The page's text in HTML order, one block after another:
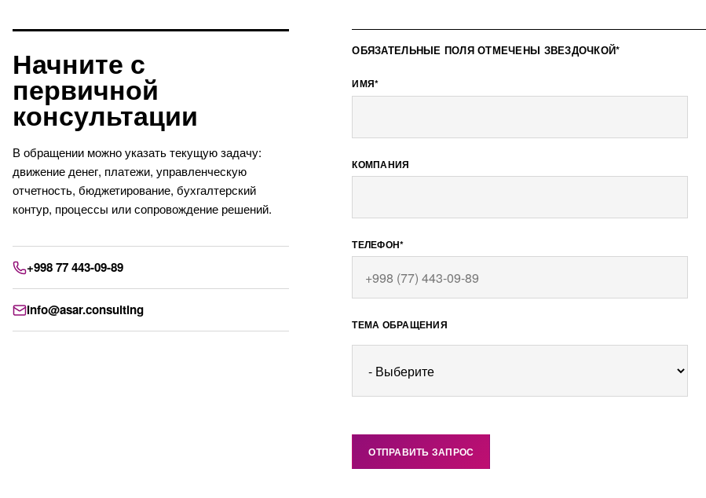
Начните с
первичной
консультации
В обращении можно указать текущую задачу:
движение денег, платежи, управленческую
отчетность, бюджетирование, бухгалтерский
контур, процессы или сопровождение решений.
+998 77 443-09-89
info@asar.consulting
ОБЯЗАТЕЛЬНЫЕ ПОЛЯ ОТМЕЧЕНЫ ЗВЕЗДОЧКОЙ*
ИМЯ*
КОМПАНИЯ
ТЕЛЕФОН*
ТЕМА ОБРАЩЕНИЯ
ОТПРАВИТЬ ЗАПРОС